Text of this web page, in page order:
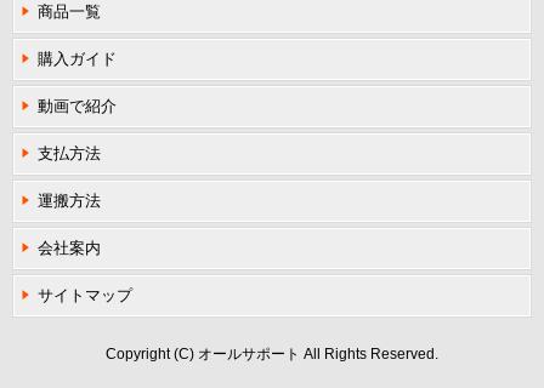
商品一覧
購入ガイド
動画で紹介
支払方法
運搬方法
会社案内
サイトマップ
Copyright (C) オールサポート All Rights Reserved.